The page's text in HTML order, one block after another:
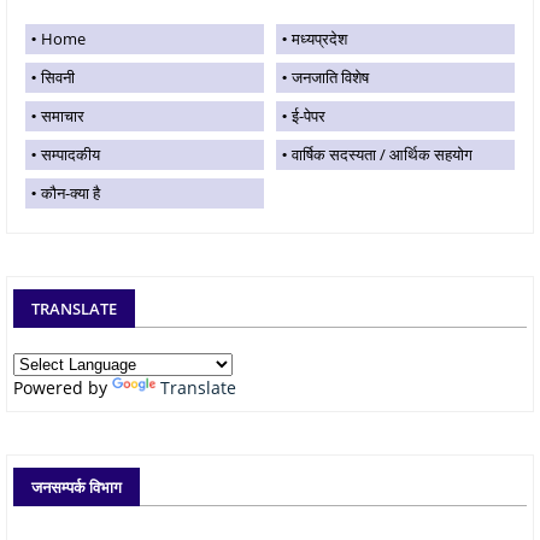
Home
मध्यप्रदेश
सिवनी
जनजाति विशेष
समाचार
ई-पेपर
सम्पादकीय
वार्षिक सदस्यता / आर्थिक सहयोग
कौन-क्या है
TRANSLATE
Powered by Translate
जनसम्पर्क विभाग